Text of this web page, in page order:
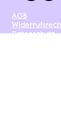
AGB
Datenschutz